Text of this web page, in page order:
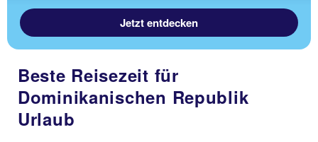
Jetzt entdecken
Beste Reisezeit für
Dominikanischen Republik
Urlaub